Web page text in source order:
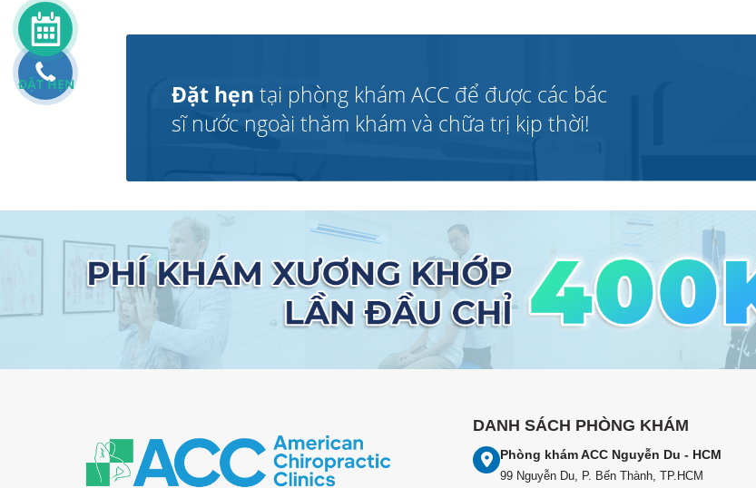
Đặt hẹn tại phòng khám ACC để được các bác
sĩ nước ngoài thăm khám và chữa trị kịp thời!
DANH SÁCH PHÒNG KHÁM
Phòng khám ACC Nguyễn Du - HCM
99 Nguyễn Du, P. Bến Thành, TP.HCM
ĐẶT HẸN